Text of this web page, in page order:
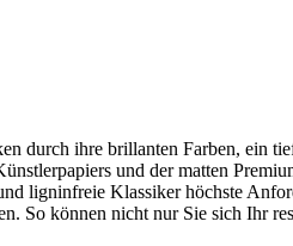
ihre brillanten Farben, ein
und der matten
ligninfreie Klassiker höchste
So können nicht nur Sie sich Ihr